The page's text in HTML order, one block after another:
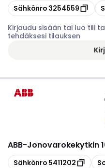
Kopioi
Sähkönro 3254559
Kirjaudu sisään tai luo tili
tehdäksesi tilauksen
ABB-Jonovarokekytkin
Kopioi
Sähkönro 5411202